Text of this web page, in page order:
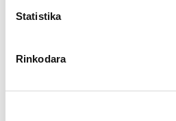
Statistika
Rinkodara